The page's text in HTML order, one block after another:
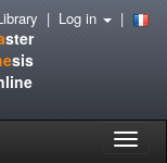
ster
sis
Toggle
| Log in |